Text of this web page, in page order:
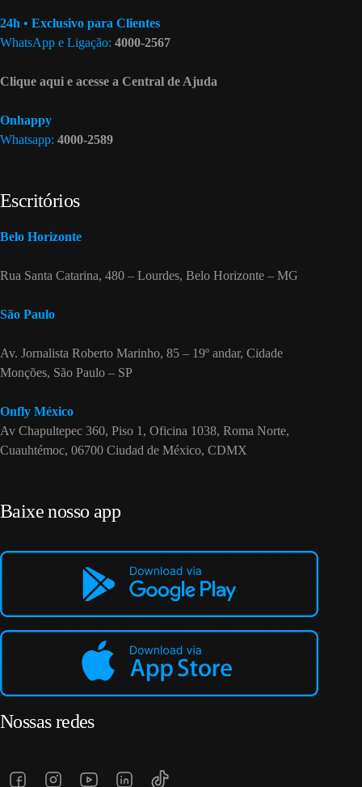
24h • Exclusivo para Clientes
WhatsApp e Ligação: 4000-2567
Clique aqui e acesse a Central de Ajuda
Onhappy
Whatsapp: 4000-2589
Escritórios
Belo Horizonte
Rua Santa Catarina, 480 – Lourdes, Belo Horizonte – MG
São Paulo
Av. Jornalista Roberto Marinho, 85 – 19º andar, Cidade
Monções, São Paulo – SP
Onfly México
Av Chapultepec 360, Piso 1, Oficina 1038, Roma Norte,
Cuauhtémoc, 06700 Ciudad de México, CDMX
Baixe nosso app
Nossas redes